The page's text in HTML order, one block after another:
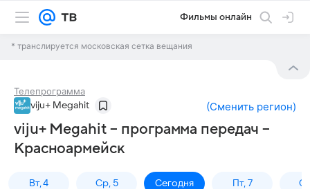
Фильмы онлайн
* транслируется московская сетка вещания
Телепрограмма
viju+ Megahit (Сменить регион)
viju+ Megahit – программа передач –
Красноармейск
Вт, 4 Ср, 5 Сегодня Пт, 7